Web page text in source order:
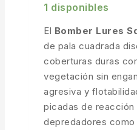
1 disponibles
El Bomber Lures
de pala cuadrada
coberturas duras
vegetación sin
agresiva y
picadas de reacción
depredadores